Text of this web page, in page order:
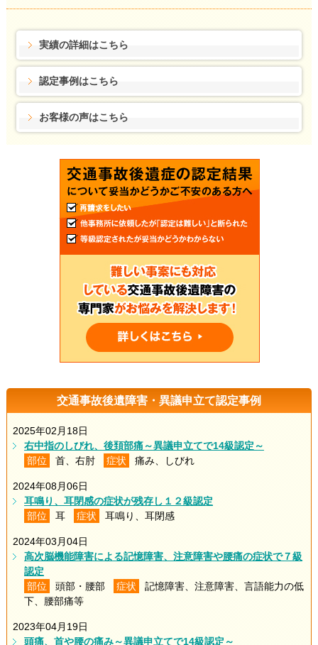
実績の詳細はこちら
認定事例はこちら
お客様の声はこちら
交通事故後遺障害・異議申立て認定事例
2025年02月18日
右中指のしびれ、後頚部痛～異議申立てで14級認定～
部位
首、右肘 症状 痛み、しびれ
2024年08月06日
耳鳴り、耳閉感の症状が残存し１２級認定
部位
耳 症状 耳鳴り、耳閉感
2024年03月04日
高次脳機能障害による記憶障害、注意障害や腰痛の症状で７級
認定
部位
頭部・腰部 症状
記憶障害、注意障害、言語能力の低
下、腰部痛等
2023年04月19日
頭痛、首や腰の痛み～異議申立てで14級認定～